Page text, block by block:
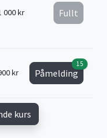
000 kr Fullt
kr Påmelding
15
kurs